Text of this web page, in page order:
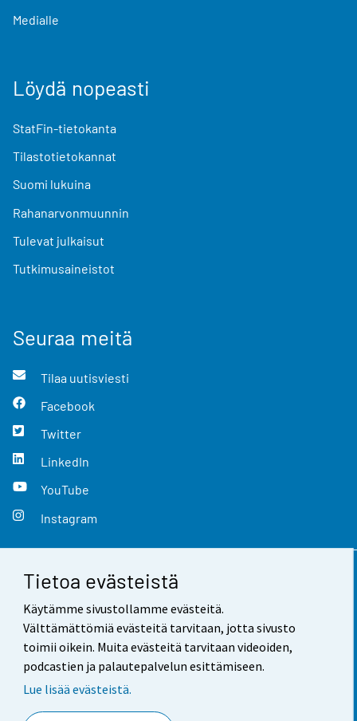
Tietoa evästeistä
Käytämme sivustollamme evästeitä.
Välttämättömiä evästeitä tarvitaan, jotta sivusto
toimii oikein. Muita evästeitä tarvitaan videoiden,
podcastien ja palautepalvelun esittämiseen.
Lue lisää evästeistä.
Medialle
Löydä nopeasti
StatFin-tietokanta
Tilastotietokannat
Suomi lukuina
Rahanarvonmuunnin
Tulevat julkaisut
Tutkimusaineistot
Seuraa meitä
Tilaa uutisviesti
Facebook
Twitter
LinkedIn
YouTube
Instagram
Yhteystiedot
Palaute
Käyttöehdot
Saavutettavuus